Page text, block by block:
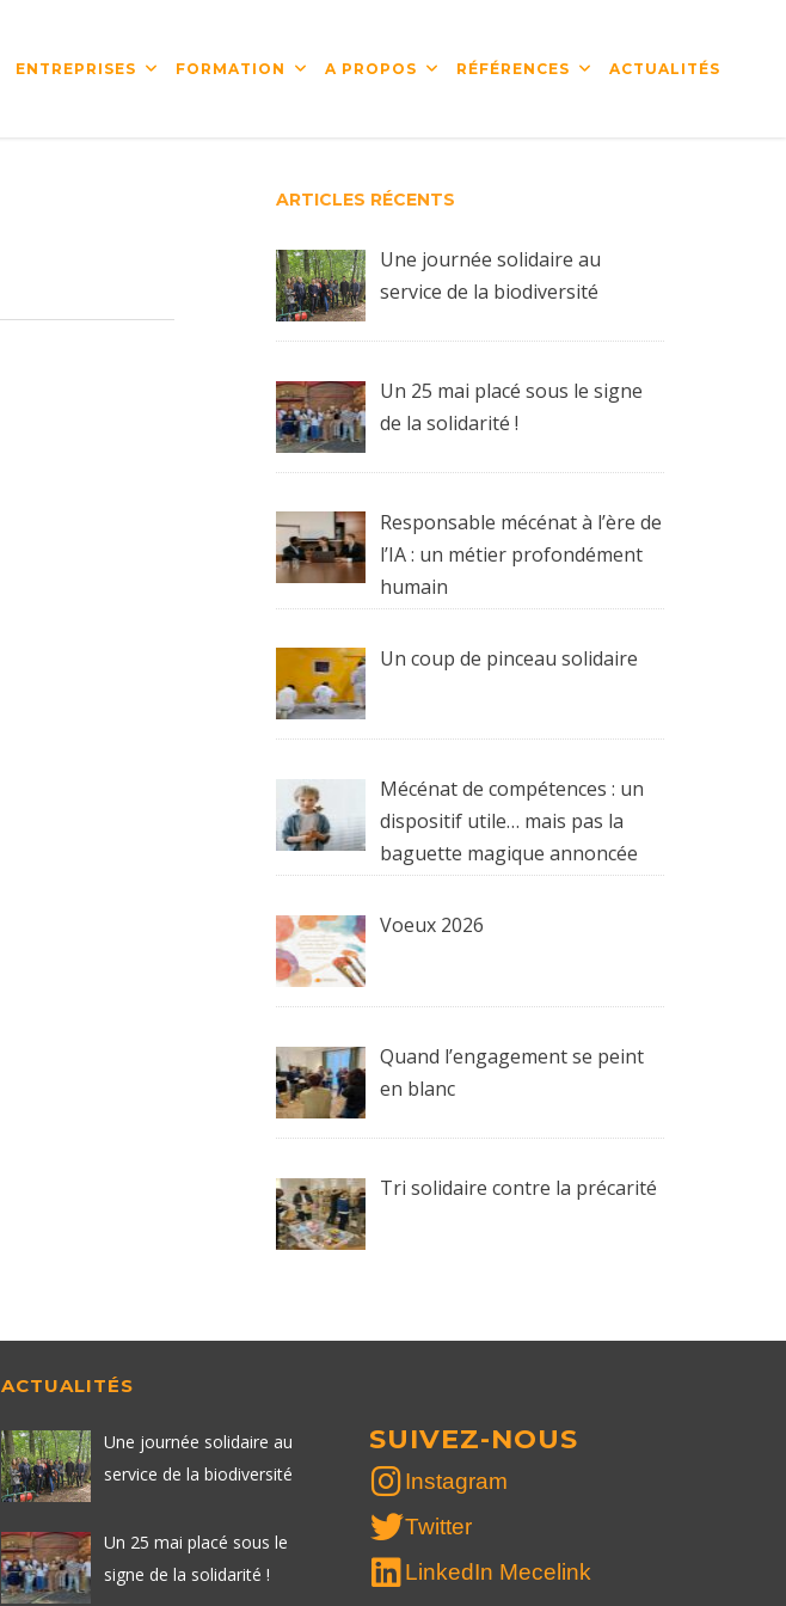
ENTREPRISES FORMATION A PROPOS RÉFÉRENCES ACTUALITÉS
ARTICLES RÉCENTS
Une journée solidaire au
service de la biodiversité
Un 25 mai placé sous le signe
de la solidarité !
Responsable mécénat à l’ère de
l’IA : un métier profondément
humain
Un coup de pinceau solidaire
Mécénat de compétences : un
dispositif utile… mais pas la
baguette magique annoncée
Voeux 2026
Quand l’engagement se peint
en blanc
Tri solidaire contre la précarité
ACTUALITÉS
Une journée solidaire au
service de la biodiversité
Un 25 mai placé sous le
signe de la solidarité !
SUIVEZ-NOUS
Instagram
Twitter
LinkedIn Mecelink